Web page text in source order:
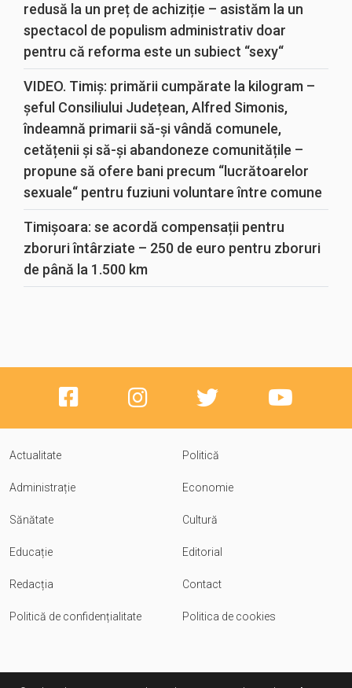
redusă la un preț de achiziție – asistăm la un
spectacol de populism administrativ doar
pentru că reforma este un subiect “sexy“
VIDEO. Timiș: primării cumpărate la kilogram –
șeful Consiliului Județean, Alfred Simonis,
îndeamnă primarii să-și vândă comunele,
cetățenii și să-și abandoneze comunitățile –
propune să ofere bani precum “lucrătoarelor
sexuale“ pentru fuziuni voluntare între comune
Timișoara: se acordă compensații pentru
zboruri întârziate – 250 de euro pentru zboruri
de până la 1.500 km
Actualitate Politică
Administrație Economie
Sănătate Cultură
Educație Editorial
Redacția Contact
Politică de confidențialitate Politica de cookies